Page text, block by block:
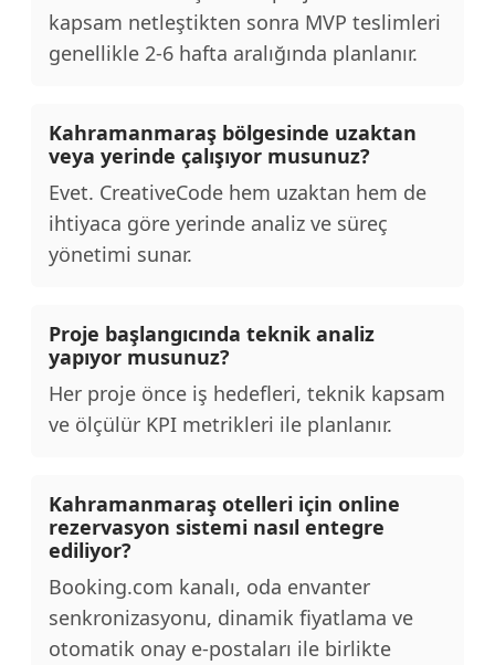
kapsam netleştikten sonra MVP teslimleri
genellikle 2-6 hafta aralığında planlanır.
Kahramanmaraş bölgesinde uzaktan
veya yerinde çalışıyor musunuz?
Evet. CreativeCode hem uzaktan hem de
ihtiyaca göre yerinde analiz ve süreç
yönetimi sunar.
Proje başlangıcında teknik analiz
yapıyor musunuz?
Her proje önce iş hedefleri, teknik kapsam
ve ölçülür KPI metrikleri ile planlanır.
Kahramanmaraş otelleri için online
rezervasyon sistemi nasıl entegre
ediliyor?
Booking.com kanalı, oda envanter
senkronizasyonu, dinamik fiyatlama ve
otomatik onay e-postaları ile birlikte